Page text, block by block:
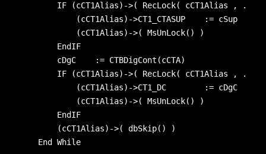
IF (cCT1Alias)->( RecLock( cCT1Alias , .F.
            (cCT1Alias)->CT1_CTASUP    := cSup
            (cCT1Alias)->( MsUnLock() )
        EndIF
        cDgC    := CTBDigCont(cCTA)
IF (cCT1Alias)->( RecLock( cCT1Alias , .F.
            (cCT1Alias)->CT1_DC        := cDgC
            (cCT1Alias)->( MsUnLock() )
        EndIF
        (cCT1Alias)->( dbSkip() )
    End While